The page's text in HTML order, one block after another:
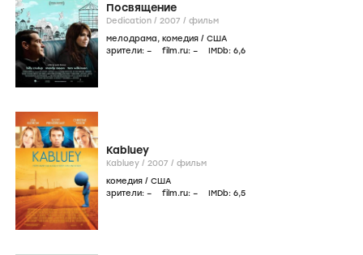
Посвящение
Dedication / 2007 / фильм
мелодрама, комедия / США
зрители: – film.ru: – IMDb: 6,6
Kabluey
Kabluey / 2007 / фильм
комедия / США
зрители: – film.ru: – IMDb: 6,5